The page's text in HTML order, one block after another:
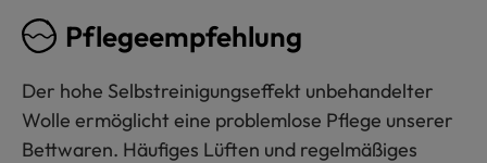
Pflegeempfehlung
Der hohe Selbstreinigungseffekt unbehandelter
Wolle ermöglicht eine problemlose Pflege unserer
Bettwaren. Häufiges Lüften und regelmäßiges